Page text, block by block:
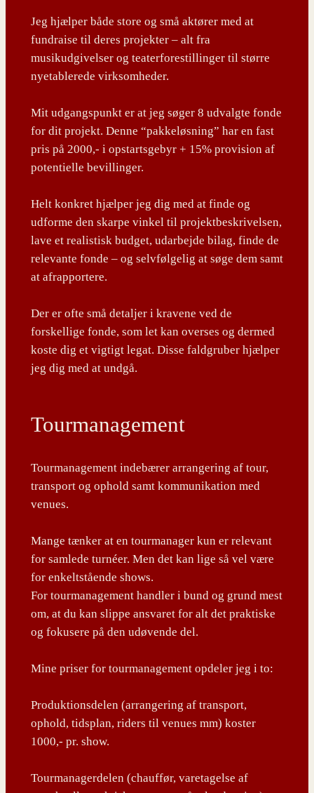
Jeg hjælper både store og små aktører med at
fundraise til deres projekter – alt fra
musikudgivelser og teaterforestillinger til større
nyetablerede virksomheder.
Mit udgangspunkt er at jeg søger 8 udvalgte fonde
for dit projekt. Denne “pakkeløsning” har en fast
pris på 2000,- i opstartsgebyr + 15% provision af
potentielle bevillinger.
Helt konkret hjælper jeg dig med at finde og
udforme den skarpe vinkel til projektbeskrivelsen,
lave et realistisk budget, udarbejde bilag, finde de
relevante fonde – og selvfølgelig at søge dem samt
at afrapportere.
Der er ofte små detaljer i kravene ved de
forskellige fonde, som let kan overses og dermed
koste dig et vigtigt legat. Disse faldgruber hjælper
jeg dig med at undgå.
Tourmanagement
Tourmanagement indebærer arrangering af tour,
transport og ophold samt kommunikation med
venues.
Mange tænker at en tourmanager kun er relevant
for samlede turnéer. Men det kan lige så vel være
for enkeltstående shows.
For tourmanagement handler i bund og grund mest
om, at du kan slippe ansvaret for alt det praktiske
og fokusere på den udøvende del.
Mine priser for tourmanagement opdeler jeg i to:
Produktionsdelen (arrangering af transport,
ophold, tidsplan, riders til venues mm) koster
1000,- pr. show.
Tourmanagerdelen (chauffør, varetagelse af